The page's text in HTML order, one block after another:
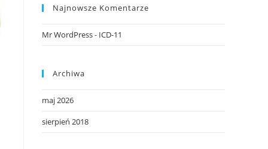
Najnowsze Komentarze
Mr WordPress- ICD-11
Archiwa
maj 2026
sierpień 2018